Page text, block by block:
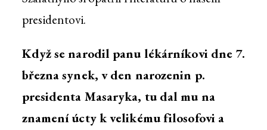
presidentovi.
Když se narodil panu lékárníkovi dne 7.
března synek, v den narozenin p.
presidenta Masaryka, tu dal mu na
znamení úcty k velikému filosofovi a